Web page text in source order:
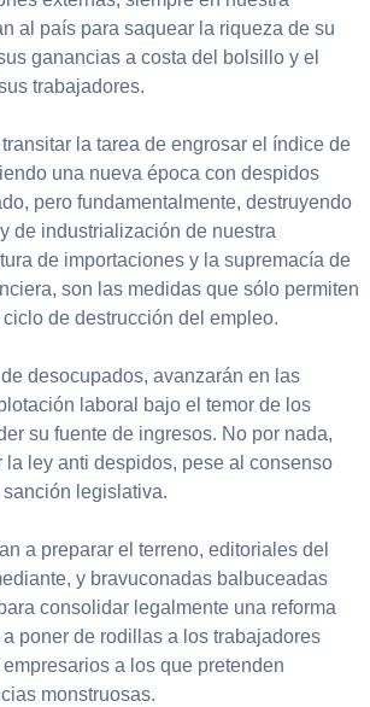
al país para saquear la riqueza de su
ganancias a costa del bolsillo y el
trabajadores.
la tarea de engrosar el índice de
una nueva época con despidos
pero fundamentalmente, destruyendo
de industrialización de nuestra
de importaciones y la supremacía de
son las medidas que sólo permiten
de destrucción del empleo.
desocupados, avanzarán en las
laboral bajo el temor de los
su fuente de ingresos. No por nada,
la ley anti despidos, pese al consenso
legislativa.
a preparar el terreno, editoriales del
y bravuconadas balbuceadas
consolidar legalmente una reforma
poner de rodillas a los trabajadores
a los que pretenden
monstruosas.